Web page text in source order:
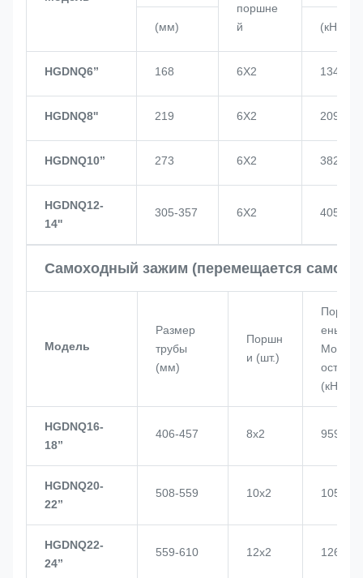
поршне
й
(мм) (кН)
HGDNQ6’’ 168 6X2 134
HGDNQ8'' 219 6X2 209
HGDNQ10’’ 273 6X2 382
HGDNQ12-
14''
305-357 6X2 405
Самоходный зажим (перемещается
Модель
Размер
трубы
(мм)
Поршн
и (шт.)
Порш
ень
Мощн
ость
(кН)
HGDNQ16-
18’’
406-457 8x2 959
HGDNQ20-
22’’
508-559 10x2 1057
HGDNQ22-
24’’
559-610 12x2 1268